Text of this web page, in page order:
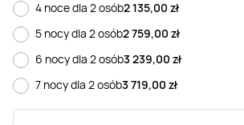
Weekend w SPA
Masaż klasyczny
Pojazdy specjalne
Fitness
Kurs żeglarski
4 noce dla 2 osób2 135,00 zł
5 nocy dla 2 osób2 759,00 zł
6 nocy dla 2 osób3 239,00 zł
7 nocy dla 2 osób3 719,00 zł